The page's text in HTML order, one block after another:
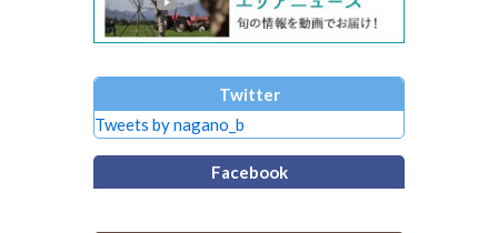
Twitter
Tweets by nagano_b
Facebook